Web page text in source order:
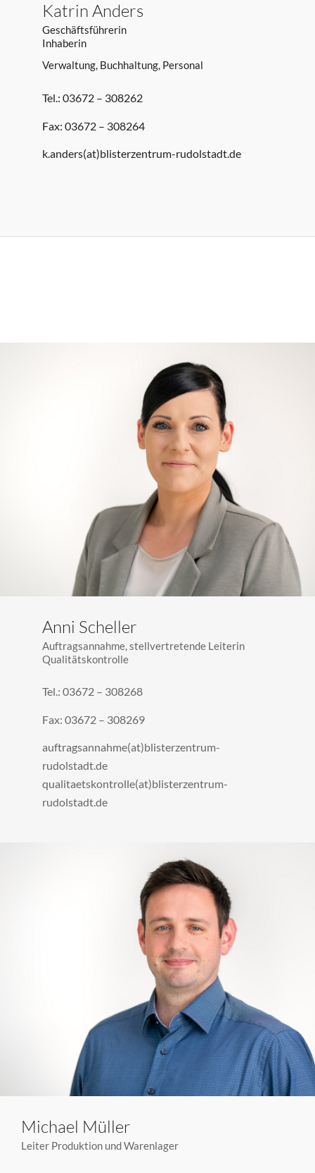
Katrin Anders
Geschäftsführerin
Inhaberin
Verwaltung, Buchhaltung, Personal
Tel.: 03672 – 308262
Fax: 03672 – 308264
k.anders(at)blisterzentrum-rudolstadt.de
Anni Scheller
Auftragsannahme, stellvertretende Leiterin
Qualitätskontrolle
Tel.: 03672 – 308268
Fax: 03672 – 308269
auftragsannahme(at)blisterzentrum-
rudolstadt.de
qualitaetskontrolle(at)blisterzentrum-
rudolstadt.de
Michael Müller
Leiter Produktion und Warenlager